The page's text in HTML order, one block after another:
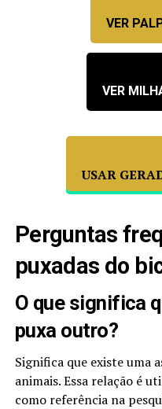
VER
VER
USAR
Perguntas
puxadas do
O que significa
puxa outro?
Significa que existe uma
animais. Essa relação é
como referência na